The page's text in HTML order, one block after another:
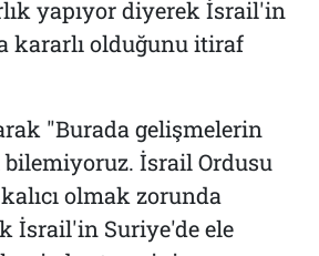
yapıyor diyerek İsrail'in
kararlı olduğunu itiraf
"Burada gelişmelerin
bilemiyoruz. İsrail Ordusu
olmak zorunda
İsrail'in Suriye'de ele